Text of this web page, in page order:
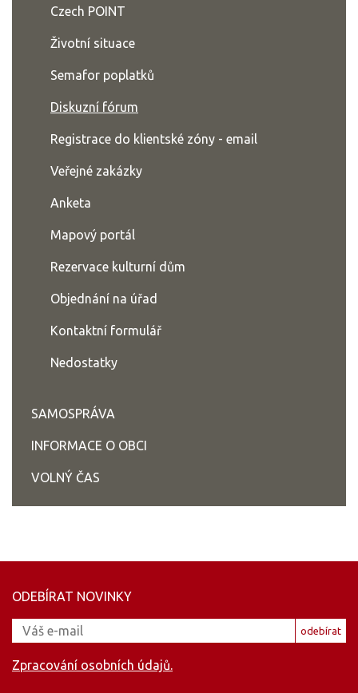
Czech POINT
Životní situace
Semafor poplatků
Diskuzní fórum
Registrace do klientské zóny - email
Veřejné zakázky
Anketa
Mapový portál
Rezervace kulturní dům
Objednání na úřad
Kontaktní formulář
Nedostatky
SAMOSPRÁVA
INFORMACE O OBCI
VOLNÝ ČAS
ODEBÍRAT NOVINKY
odebírat
Zpracování osobních údajů.